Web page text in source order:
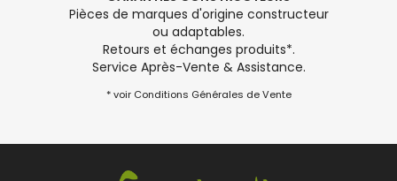
Pièces de marques d'origine constructeur
ou adaptables.
Retours et échanges produits*.
Service Après-Vente & Assistance.
* voir Conditions Générales de Vente